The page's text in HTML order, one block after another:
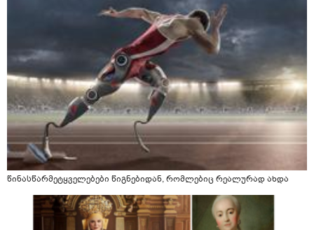
წინასწარმეტყველებები წიგნებიდან, რომლებიც რეალურად ახდა